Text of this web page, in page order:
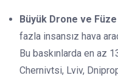
Büyük Drone ve Füze
fazla insansız hava
Bu baskınlarda en az
Chernivtsi, Lviv,